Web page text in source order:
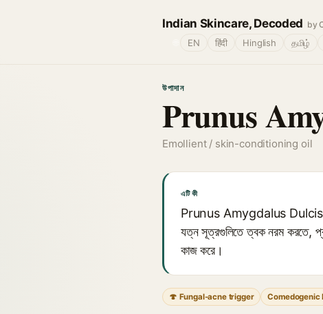
Indian Skincare, Decoded by
EN हिंदी Hinglish தமிழ்
উপাদান
Prunus
Emollient / skin-conditioning oil
এটি কী
Prunus Amygdalus Dulcis Oil
যত্ন সূত্রগুলিতে ত্বক নরম করতে,
কাজ করে।
🍄 Fungal-acne trigger Comedogenic